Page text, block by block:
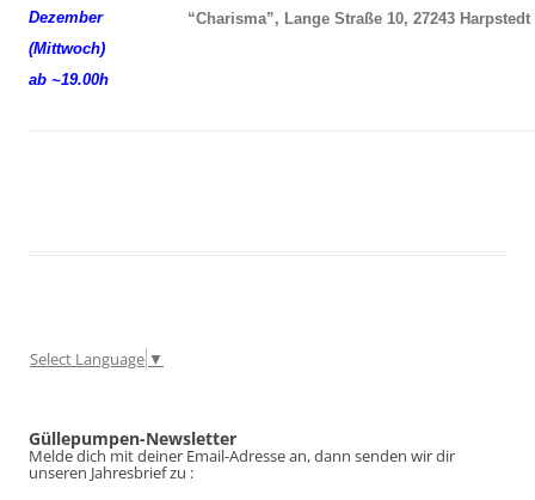
Dezember
(Mittwoch)
ab ~19.00h
“Charisma”, Lange Straße 10, 27243 Harpstedt
Select Language ▼
Güllepumpen-Newsletter
Melde dich mit deiner Email-Adresse an, dann senden wir dir
unseren Jahresbrief zu :